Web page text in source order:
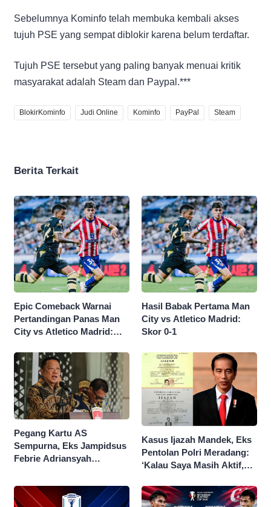
Sebelumnya Kominfo telah membuka kembali akses
tujuh PSE yang sempat diblokir karena belum terdaftar.
Tujuh PSE tersebut yang paling banyak menuai kritik
masyarakat adalah Steam dan Paypal.***
BlokirKominfo Judi Online Kominfo PayPal Steam
Berita Terkait
Epic Comeback Warnai
Pertandingan Panas Man
City vs Atletico Madrid:
Hasil Babak Pertama Man
City vs Atletico Madrid:
Skor 0-1
Pegang Kartu AS
Sempurna, Eks Jampidsus
Febrie Adriansyah
Kasus Ijazah Mandek, Eks
Pentolan Polri Meradang:
‘Kalau Saya Masih Aktif,